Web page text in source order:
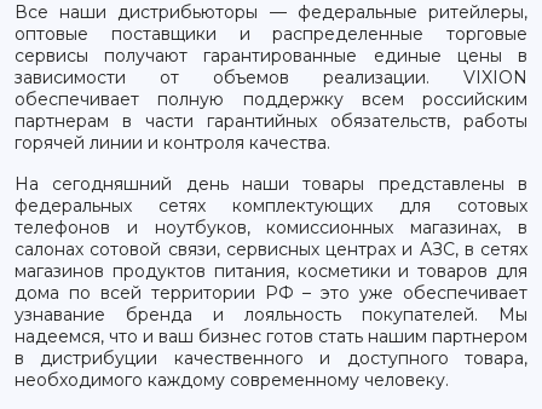
Все наши дистрибьюторы — федеральные ритейлеры,
оптовые поставщики и распределенные торговые
сервисы получают гарантированные единые цены в
зависимости от объемов реализации. VIXION
обеспечивает полную поддержку всем российским
партнерам в части гарантийных обязательств, работы
горячей линии и контроля качества.
На сегодняшний день наши товары представлены в
федеральных сетях комплектующих для сотовых
телефонов и ноутбуков, комиссионных магазинах, в
салонах сотовой связи, сервисных центрах и АЗС, в сетях
магазинов продуктов питания, косметики и товаров для
дома по всей территории РФ – это уже обеспечивает
узнавание бренда и лояльность покупателей. Мы
надеемся, что и ваш бизнес готов стать нашим партнером
в дистрибуции качественного и доступного товара,
необходимого каждому современному человеку.